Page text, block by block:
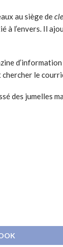
au siège de
l’envers. Il
le
des jumelles